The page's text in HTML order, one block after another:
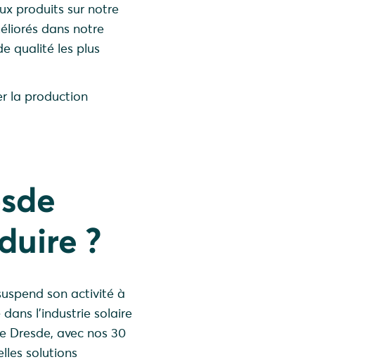
produits sur notre
dans notre
qualité les plus
la production
?
son activité à
l'industrie solaire
Dresde, avec nos 30
solutions